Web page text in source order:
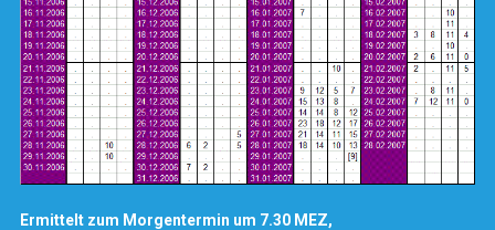
Ermittelt zum Morgentermin um 7.30 MEZ,